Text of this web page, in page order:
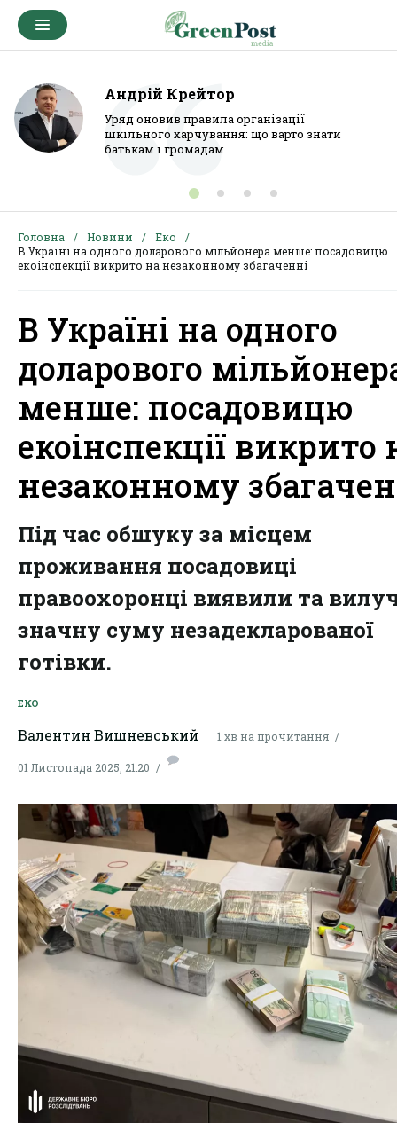
Андрій Крейтор
Уряд оновив правила організації
шкільного харчування: що варто знати
батькам і громадам
Головна Новини
Еко
В Україні на одного доларового мільйонера менше: посадовицю
екоінспекції викрито на незаконному збагаченні
В Україні на одного
доларового
менше: посадовицю
екоінспекції викрито
незаконному
Під час обшуку за місцем
проживання посадовиці
правоохоронці виявили та
значну суму незадекларованої
готівки.
ЕКО
Валентин Вишневський 1 хв на прочитання
01 Листопада 2025, 21:20